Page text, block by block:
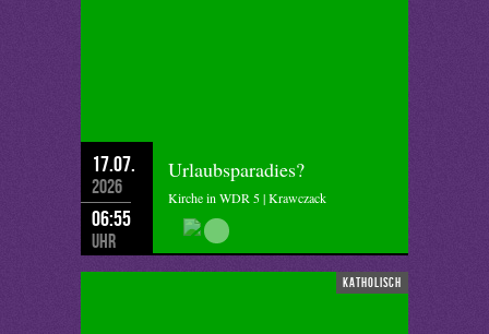
17.07.
2026
06:55
Uhr
Urlaubsparadies?
Kirche in WDR 5 | Krawczack
katholisch